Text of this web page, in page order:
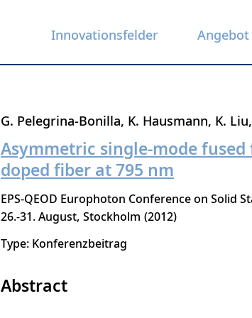
Innovationsfelder Angebot
G. Pelegrina-Bonilla K. Hausmann K. Liu
Asymmetric single-mode
doped fiber at 795 nm
EPS-QEOD Europhoton Conference on Solid
26.-31. August Stockholm 2012
Type: Konferenzbeitrag
Abstract